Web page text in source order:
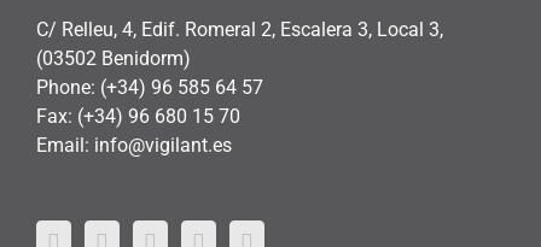
C/ Relleu, 4, Edif. Romeral 2, Escalera 3, Local 3,
(03502 Benidorm)
Phone: (+34) 96 585 64 57
Fax: (+34) 96 680 15 70
Email: info@vigilant.es